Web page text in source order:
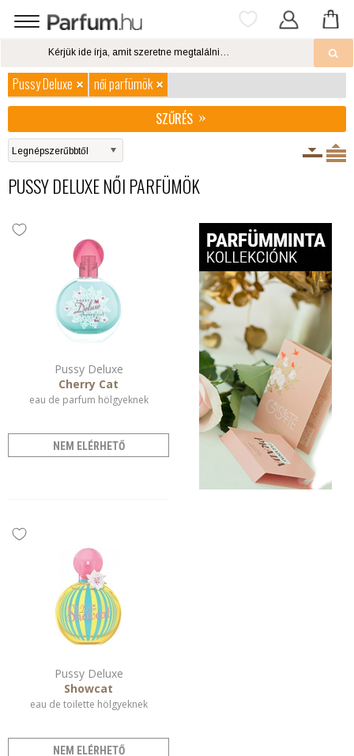
Pussy Deluxe
női parfümök
SZŰRÉS
PUSSY DELUXE NŐI PARFÜMÖK
Pussy Deluxe
Cherry Cat
eau de parfum hölgyeknek
NEM ELÉRHETŐ
Pussy Deluxe
Showcat
eau de toilette hölgyeknek
NEM ELÉRHETŐ